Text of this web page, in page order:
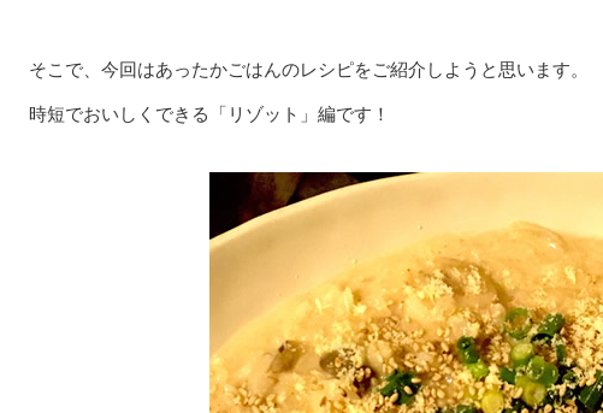
そこで、今回はあったかごはんのレシピをご紹介しようと思います。
時短でおいしくできる「リゾット」編です！